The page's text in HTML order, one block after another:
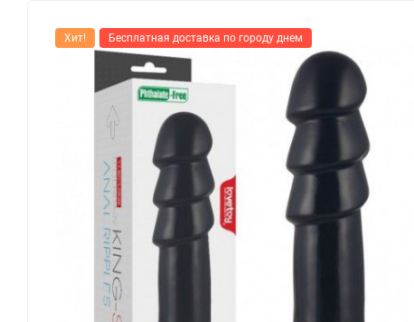
Хит! Бесплатная доставка по городу днем